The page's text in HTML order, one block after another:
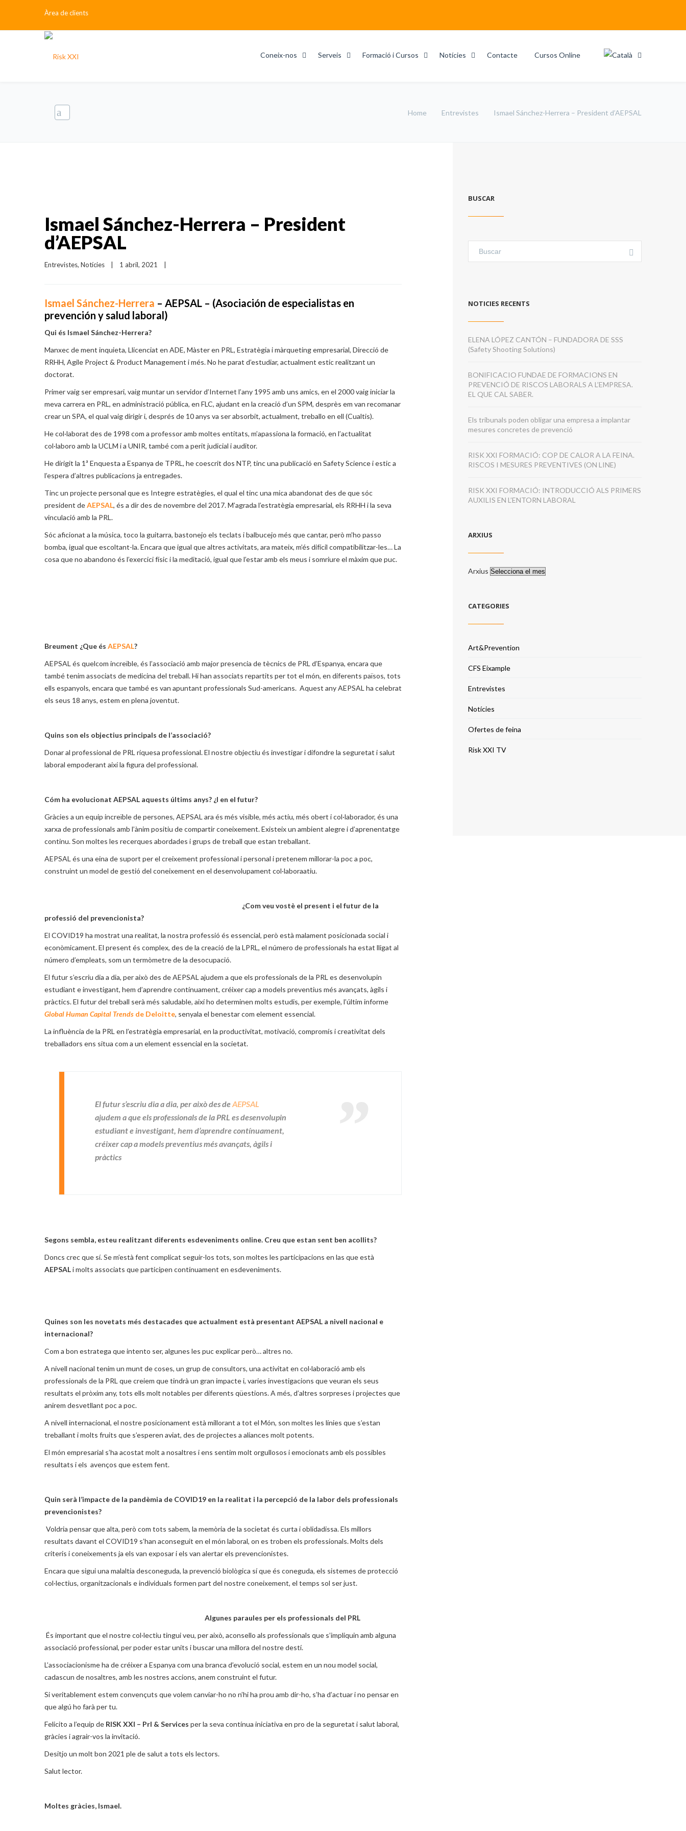
Àrea de clients
Coneix-nos Serveis Formació i Cursos Notícies Contacte Cursos Online
Home Entrevistes Ismael Sánchez-Herrera – President d’AEPSAL
Ismael Sánchez-Herrera – President
d’AEPSAL
Entrevistes, Notícies 1 abril, 2021
Ismael Sánchez-Herrera – AEPSAL – (Asociación de especialistas en
prevención y salud laboral)
Qui és Ismael Sánchez-Herrera?
Manxec de ment inquieta, Llicenciat en ADE, Màster en PRL, Estratègia i màrqueting empresarial, Direcció de
RRHH, Agile Project & Product Management i més. No he parat d’estudiar, actualment estic realitzant un
doctorat.
Primer vaig ser empresari, vaig muntar un servidor d’Internet l’any 1995 amb uns amics, en el 2000 vaig iniciar la
meva carrera en PRL, en administració pública, en FLC, ajudant en la creació d’un SPM, desprès em van recomanar
crear un SPA, el qual vaig dirigir i, després de 10 anys va ser absorbit, actualment, treballo en ell (Cualtis).
He col·laborat des de 1998 com a professor amb moltes entitats, m’apassiona la formació, en l’actualitat
col·laboro amb la UCLM i a UNIR, també com a perit judicial i auditor.
He dirigit la 1ª Enquesta a Espanya de TPRL, he coescrit dos NTP, tinc una publicació en Safety Science i estic a
l’espera d’altres publicacions ja entregades.
Tinc un projecte personal que es Integre estratègies, el qual el tinc una mica abandonat des de que sóc
president deAEPSAL, és a dir des de novembre del 2017. M’agrada l’estratègia empresarial, els RRHH i la seva
vinculació amb la PRL.
Sóc aficionat a la música, toco la guitarra, bastonejo els teclats i balbucejo més que cantar, però m’ho passo
bomba, igual que escoltant-la. Encara que igual que altres activitats, ara mateix, m’és difícil compatibilitzar-les… La
cosa que no abandono és l’exercici físic i la meditació, igual que l’estar amb els meus i somriure el màxim que puc.
Breument ¿Que és AEPSAL?
AEPSAL és quelcom increïble, és l’associació amb major presencia de tècnics de PRL d’Espanya, encara que
també tenim associats de medicina del treball. Hi han associats repartits per tot el món, en diferents països, tots
ells espanyols, encara que també es van apuntant professionals Sud-americans. Aquest any AEPSAL ha celebrat
els seus 18 anys, estem en plena joventut.
Quins son els objectius principals de l’associació?
Donar al professional de PRL riquesa professional. El nostre objectiu és investigar i difondre la seguretat i salut
laboral empoderant així la figura del professional.
Cóm ha evolucionat AEPSAL aquests últims anys? ¿I en el futur?
Gràcies a un equip increïble de persones, AEPSAL ara és més visible, més actiu, més obert i col·laborador, és una
xarxa de professionals amb l’ànim positiu de compartir coneixement. Existeix un ambient alegre i d’aprenentatge
continu. Son moltes les recerques abordades i grups de treball que estan treballant.
AEPSAL és una eina de suport per el creixement professional i personal i pretenem millorar-la poc a poc,
construint un model de gestió del coneixement en el desenvolupament col·laboraatiu.
¿Com veu vostè el present i el futur de la
professió del prevencionista?
El COVID19 ha mostrat una realitat, la nostra professió és essencial, però està malament posicionada social i
econòmicament. El present és complex, des de la creació de la LPRL, el número de professionals ha estat lligat al
número d’empleats, som un termòmetre de la desocupació.
El futur s’escriu dia a dia, per això des de AEPSAL ajudem a que els professionals de la PRL es desenvolupin
estudiant e investigant, hem d’aprendre contínuament, créixer cap a models preventius més avançats, àgils i
pràctics. El futur del treball serà més saludable, així ho determinen molts estudis, per exemple, l’últim informe
Global Human Capital Trends de Deloitte, senyala el benestar com element essencial.
La influència de la PRL en l’estratègia empresarial, en la productivitat, motivació, compromís i creativitat dels
treballadors ens situa com a un element essencial en la societat.
El futur s’escriu dia a dia, per això des deAEPSAL
ajudem a que els professionals de la PRL es desenvolupin
estudiant e investigant, hem d’aprendre contínuament,
créixer cap a models preventius més avançats, àgils i
pràctics
Segons sembla, esteu realitzant diferents esdeveniments online. Creu que estan sent ben acollits?
Doncs crec que sí. Se m’està fent complicat seguir-los tots, son moltes les participacions en las que està
AEPSALi molts associats que participen contínuament en esdeveniments.
Quines son les novetats més destacades que actualment està presentant AEPSAL a nivell nacional e
internacional?
Com a bon estratega que intento ser, algunes les puc explicar però… altres no.
A nivell nacional tenim un munt de coses, un grup de consultors, una activitat en col·laboració amb els
professionals de la PRL que creiem que tindrà un gran impacte i, varies investigacions que veuran els seus
resultats el pròxim any, tots ells molt notables per diferents qüestions. A més, d’altres sorpreses i projectes que
anirem desvetllant poc a poc.
A nivell internacional, el nostre posicionament està millorant a tot el Món, son moltes les línies que s’estan
treballant i molts fruits que s’esperen aviat, des de projectes a aliances molt potents.
El món empresarial s’ha acostat molt a nosaltres i ens sentim molt orgullosos i emocionats amb els possibles
resultats i els avenços que estem fent.
Quin serà l’impacte de la pandèmia de COVID19 en la realitat i la percepció de la labor dels professionals
prevencionistes?
Voldria pensar que alta, però com tots sabem, la memòria de la societat és curta i oblidadissa. Els millors
resultats davant el COVID19 s’han aconseguit en el món laboral, on es troben els professionals. Molts dels
criteris i coneixements ja els van exposar i els van alertar els prevencionistes.
Encara que sigui una malaltia desconeguda, la prevenció biològica sí que és coneguda, els sistemes de protecció
col·lectius, organitzacionals e individuals formen part del nostre coneixement, el temps sol ser just.
Algunes paraules per els professionals del PRL
És important que el nostre col·lectiu tingui veu, per això, aconsello als professionals que s’impliquin amb alguna
associació professional, per poder estar units i buscar una millora del nostre destí.
L’associacionisme ha de créixer a Espanya com una branca d’evolució social, estem en un nou model social,
cadascun de nosaltres, amb les nostres accions, anem construint el futur.
Si veritablement estem convençuts que volem canviar-ho no n’hi ha prou amb dir-ho, s’ha d’actuar i no pensar en
que algú ho farà per tu.
Felicito a l’equip de RISK XXI – Prl & Services per la seva contínua iniciativa en pro de la seguretat i salut laboral,
gràcies i agrair-vos la invitació.
Desitjo un molt bon 2021 ple de salut a tots els lectors.
Salut lector.
Moltes gràcies, Ismael.
BUSCAR
NOTICIES RECENTS
ELENA LÓPEZ CANTÓN – FUNDADORA DE SSS
(Safety Shooting Solutions)
BONIFICACIO FUNDAE DE FORMACIONS EN
PREVENCIÓ DE RISCOS LABORALS A L’EMPRESA.
EL QUE CAL SABER.
Els tribunals poden obligar una empresa a implantar
mesures concretes de prevenció
RISK XXI FORMACIÓ: COP DE CALOR A LA FEINA.
RISCOS I MESURES PREVENTIVES (ON LINE)
RISK XXI FORMACIÓ: INTRODUCCIÓ ALS PRIMERS
AUXILIS EN L’ENTORN LABORAL
ARXIUS
Arxius
CATEGORIES
Art&Prevention
CFS Eixample
Entrevistes
Notícies
Ofertes de feina
Risk XXI TV